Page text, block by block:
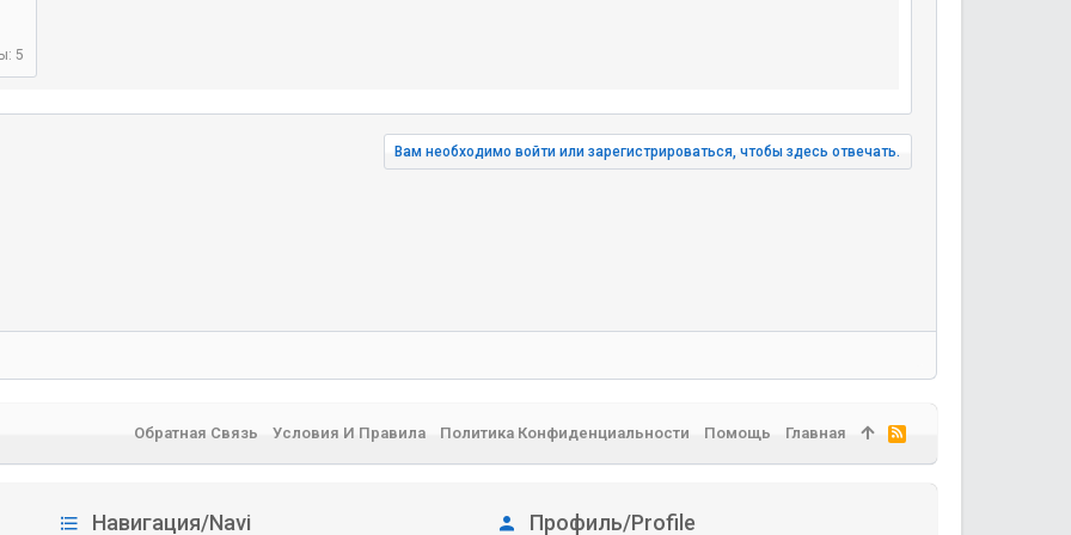
5
Вам необходимо войти или зарегистрироваться, чтобы здесь отвечать.
Навигация/Navi Профиль/Profile
Обратная Связь Условия И Правила Политика Конфиденциальности Помощь Главная
R
S
S